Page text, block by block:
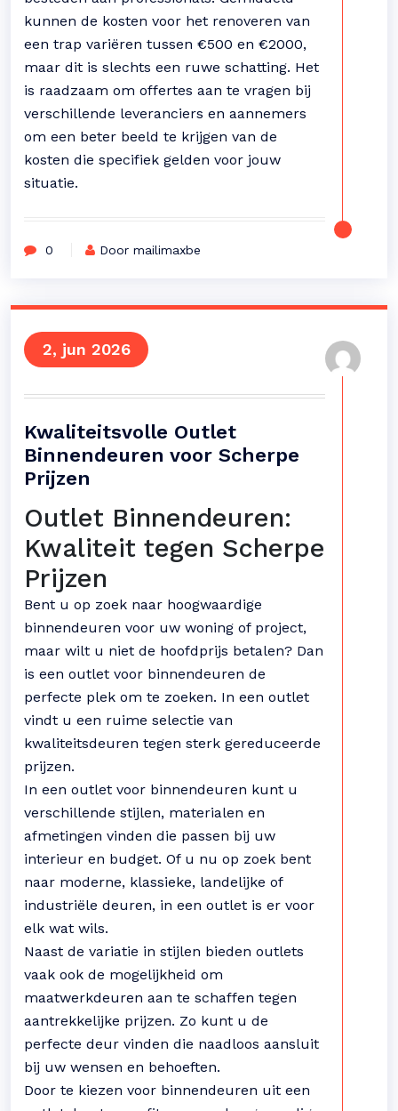
kunnen de kosten voor het renoveren van
een trap variëren tussen €500 en €2000,
maar dit is slechts een ruwe schatting. Het
is raadzaam om offertes aan te vragen bij
verschillende leveranciers en aannemers
om een beter beeld te krijgen van de
kosten die specifiek gelden voor jouw
situatie.
0 Door mailimaxbe
2, jun 2026
Kwaliteitsvolle Outlet
Binnendeuren voor Scherpe
Prijzen
Outlet Binnendeuren:
Kwaliteit tegen Scherpe
Prijzen
Bent u op zoek naar hoogwaardige
binnendeuren voor uw woning of project,
maar wilt u niet de hoofdprijs betalen? Dan
is een outlet voor binnendeuren de
perfecte plek om te zoeken. In een outlet
vindt u een ruime selectie van
kwaliteitsdeuren tegen sterk gereduceerde
prijzen.
In een outlet voor binnendeuren kunt u
verschillende stijlen, materialen en
afmetingen vinden die passen bij uw
interieur en budget. Of u nu op zoek bent
naar moderne, klassieke, landelijke of
industriële deuren, in een outlet is er voor
elk wat wils.
Naast de variatie in stijlen bieden outlets
vaak ook de mogelijkheid om
maatwerkdeuren aan te schaffen tegen
aantrekkelijke prijzen. Zo kunt u de
perfecte deur vinden die naadloos aansluit
bij uw wensen en behoeften.
Door te kiezen voor binnendeuren uit een